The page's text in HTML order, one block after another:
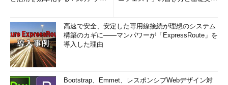
高速で安全、安定した専用線接続が理想のシステム
構築のカギに――マンパワーが「ExpressRoute」を
導入した理由
Bootstrap、Emmet、レスポンシブWebデザイン対